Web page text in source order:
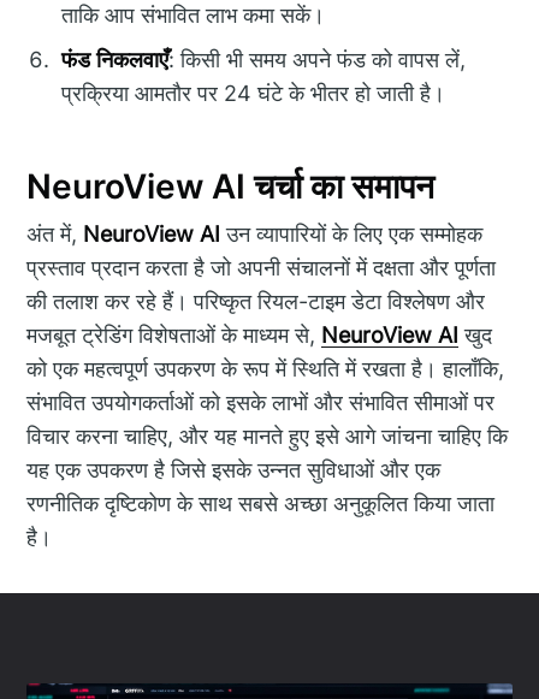
ताकि आप संभावित लाभ कमा सकें।
फंड निकलवाएँ: किसी भी समय अपने फंड को वापस लें,
प्रक्रिया आमतौर पर 24 घंटे के भीतर हो जाती है।
NeuroView AI चर्चा का समापन
अंत में, NeuroView AI उन व्यापारियों के लिए एक सम्मोहक
प्रस्ताव प्रदान करता है जो अपनी संचालनों में दक्षता और पूर्णता
की तलाश कर रहे हैं। परिष्कृत रियल-टाइम डेटा विश्लेषण और
मजबूत ट्रेडिंग विशेषताओं के माध्यम से, NeuroView AI खुद
को एक महत्वपूर्ण उपकरण के रूप में स्थिति में रखता है। हालाँकि,
संभावित उपयोगकर्ताओं को इसके लाभों और संभावित सीमाओं पर
विचार करना चाहिए, और यह मानते हुए इसे आगे जांचना चाहिए कि
यह एक उपकरण है जिसे इसके उन्नत सुविधाओं और एक
रणनीतिक दृष्टिकोण के साथ सबसे अच्छा अनुकूलित किया जाता
है।